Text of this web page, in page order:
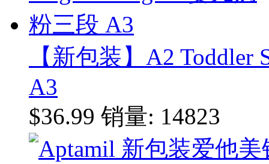
【新包装】A2 Toddler
A3
$36.99 销量: 14823